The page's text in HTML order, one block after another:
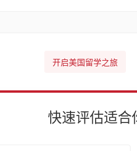
开启美国留学之旅
快速评估适合